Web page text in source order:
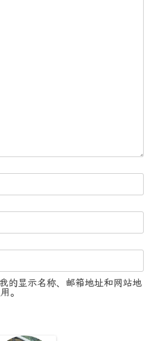
的显示名称、邮箱地址和网站地
。